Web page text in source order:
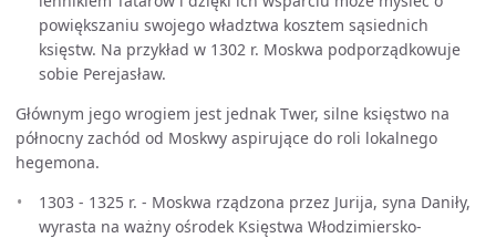
powiększaniu swojego władztwa kosztem sąsiednich
księstw. Na przykład w 1302 r. Moskwa podporządkowuje
sobie Perejasław.
Głównym jego wrogiem jest jednak Twer, silne księstwo na
północny zachód od Moskwy aspirujące do roli lokalnego
hegemona.
1303 - 1325 r. - Moskwa rządzona przez Jurija, syna Daniły,
wyrasta na ważny ośrodek Księstwa Włodzimiersko-